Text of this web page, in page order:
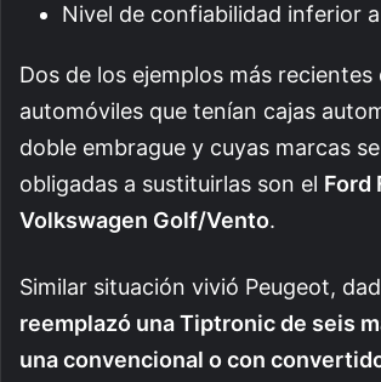
Nivel de confiabilidad inferior
Dos de los ejemplos más recientes
automóviles que tenían cajas
doble embrague y cuyas marcas
obligadas a sustituirlas son el Ford
Volkswagen Golf/Vento.
Similar situación vivió Peugeot,
reemplazó una Tiptronic de seis
una convencional o con